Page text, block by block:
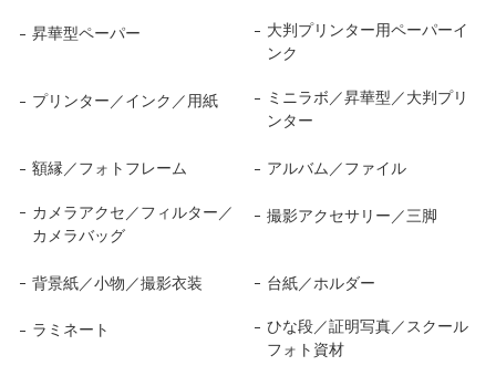
昇華型ペーパー
大判プリンター用ペーパーイ
ンク
プリンター／インク／用紙
ミニラボ／昇華型／大判プリ
ンター
額縁／フォトフレーム アルバム／ファイル
カメラアクセ／フィルター／
カメラバッグ
撮影アクセサリー／三脚
背景紙／小物／撮影衣装 台紙／ホルダー
ラミネート
ひな段／証明写真／スクール
フォト資材